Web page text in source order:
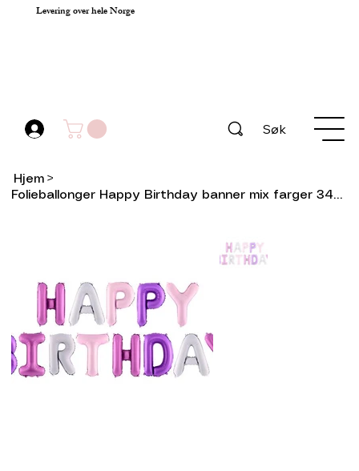
Levering over hele Norge
Søk
Hjem >
Folieballonger Happy Birthday banner mix farger 340x35cm (lilla